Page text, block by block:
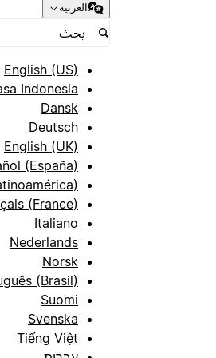
العربية
English (US)
Indonesia
Dansk
Deutsch
English (UK)
(España)
(France)
Italiano
Nederlands
Norsk
(Brasil)
Suomi
Svenska
Tiếng Việt